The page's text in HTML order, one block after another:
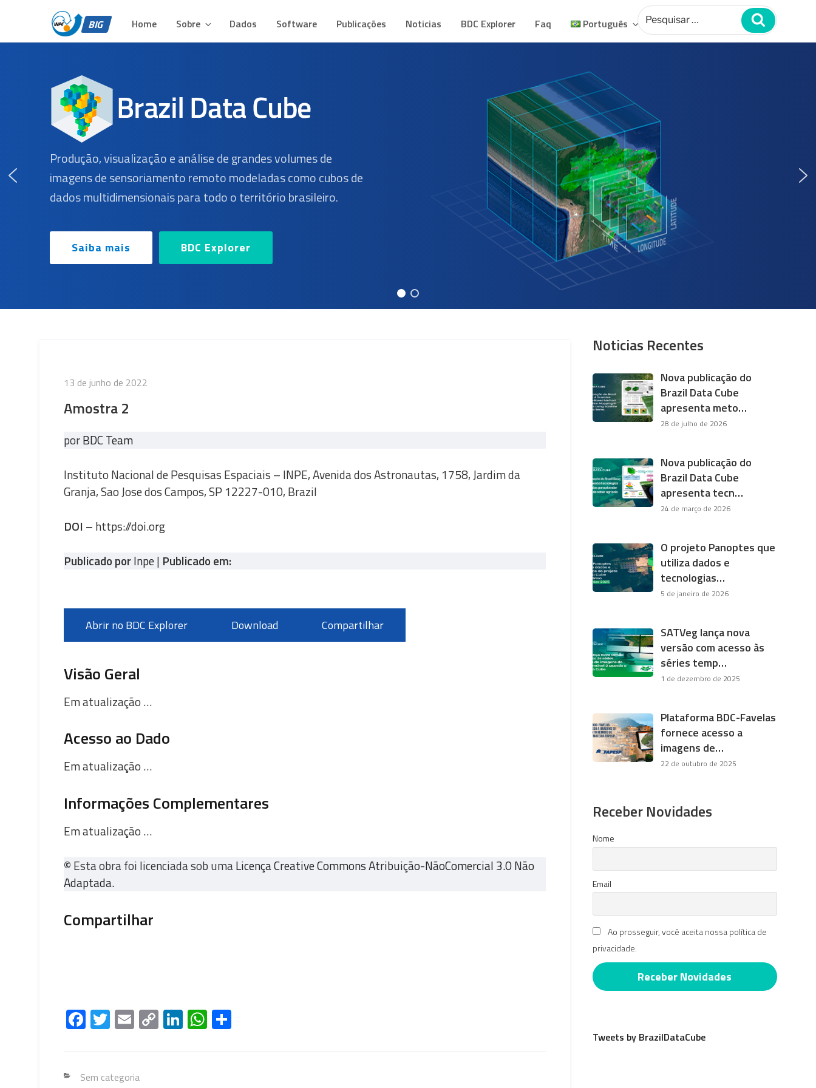
BIG – BRAZIL DATA CUBE
Plataforma para Análise e Visualização de Grandes Volumes de Dados Geoespaciais
BIG
Home Sobre Dados Software Publicações Noticias BDC Explorer Faq Português
Pesquisar
por:
Pesquisar
Produção, visualização e análise de grandes volumes de
imagens de sensoriamento remoto modeladas como cubos de
dados multidimensionais para todo o território brasileiro.
Saiba mais BDC Explorer
Publicado
13 de junho de 2022
Amostra 2
porBDC Team
Instituto Nacional de Pesquisas Espaciais – INPE, Avenida dos Astronautas, 1758, Jardim da
Granja, Sao Jose dos Campos, SP 12227-010, Brazil
DOI – https://doi.org
Publicado porInpe| Publicado em:
Abrir no BDC Explorer Download Compartilhar
Visão Geral
Em atualização …
Acesso ao Dado
Em atualização …
Informações Complementares
Em atualização …
© Esta obra foi licenciada sob umaLicença Creative Commons Atribuição-NãoComercial 3.0 Não
Adaptada.
Compartilhar
Fa
ce
o
T
wi
er
E
m
C
o
Li
nk
W
h
S
h
Categorias
Sem categoria
Noticias Recentes
Nova publicação do
Brazil Data Cube
apresenta meto…
28 de julho de 2026
Nova publicação do
Brazil Data Cube
apresenta tecn…
24 de março de 2026
O projeto Panoptes que
utiliza dados e
tecnologias…
5 de janeiro de 2026
SATVeg lança nova
versão com acesso às
séries temp…
1 de dezembro de 2025
Plataforma BDC-Favelas
fornece acesso a
imagens de…
22 de outubro de 2025
Receber Novidades
Nome
Email
Ao prosseguir, você aceita nossa política de
privacidade.
Tweets by BrazilDataCube